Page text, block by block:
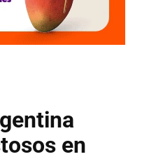
en